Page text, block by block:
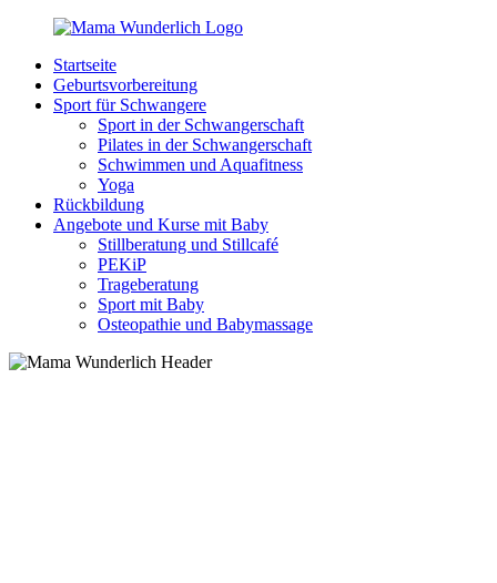
Zurück
Inhalt
MamaWunderlich.de
Mutti
sein
wunderbar!
Startseite
Geburtsvorbereitung
Sport für Schwangere
Sport in der Schwangerschaft
Pilates in der Schwangerschaft
Schwimmen und Aquafitness
Yoga
Rückbildung
Angebote und Kurse mit Baby
Stillberatung und Stillcafé
PEKiP
Trageberatung
Sport mit Baby
Osteopathie und Babymassage